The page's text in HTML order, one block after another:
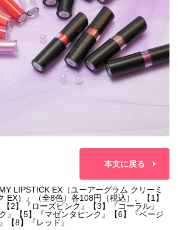
本文に戻る
LIPSTICK EX（ユーアーグラム クリーミ
EX）』（全8色）各108円（税込）。【1】
【2】『ローズピンク』【3】『コーラル』
』【5】『マゼンタピンク』【6】『ベージ
【8】『レッド』